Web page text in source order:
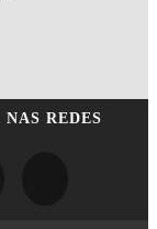
NAS REDES